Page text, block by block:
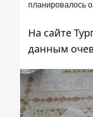
планировалось
На сайте
данным